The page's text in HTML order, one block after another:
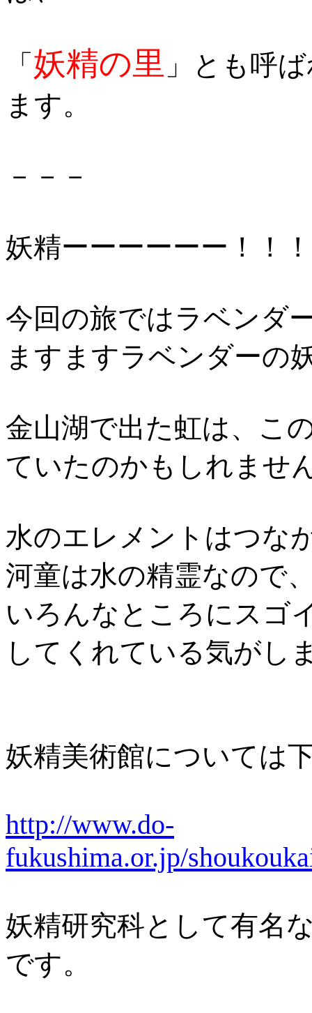
「 妖精の里 」とも呼
ます。
－－－
妖精ーーーーーー！！！
今回の旅ではラベンダ
ますますラベンダーの
金山湖で出た虹は、こ
ていたのかもしれませ
水のエレメントはつな
河童は水の精霊なので
いろんなところにスゴ
してくれている気がし
妖精美術館については
http://www.do-
fukushima.or.jp/
妖精研究科として有名
です。